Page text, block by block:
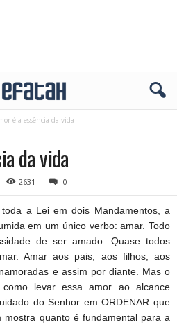
é a essência da vida
da vida
2631 0
a Lei em dois Mandamentos, a
em um único verbo: amar. Todo
de ser amado. Quase todos
Amar aos pais, aos filhos, aos
e assim por diante. Mas o
levar essa amor ao alcance
do Senhor em ORDENAR que
mostra quanto é fundamental para a